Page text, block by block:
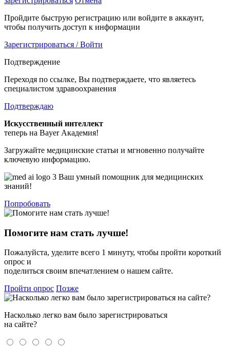
Пройдите быструю регистрацию или войдите в аккаунт,
чтобы получить доступ к информации
Зарегистрироваться / Войти
Подтверждение
Переходя по ссылке, Вы подтверждаете, что являетесь
специалистом здравоохранения
Подтверждаю
Искусственный интеллект
теперь на Bayer Академия!
Загружайте медицинские статьи и мгновенно получайте
ключевую информацию.
Ваш умный помощник для медицинских
знаний!
Попробовать
Помогите нам стать лучше!
Пожалуйста, уделите всего 1 минуту, чтобы пройти короткий
опрос и
поделиться своим впечатлением о нашем сайте.
Пройти опрос Позже
Насколько легко вам было зарегистрироваться
на сайте?